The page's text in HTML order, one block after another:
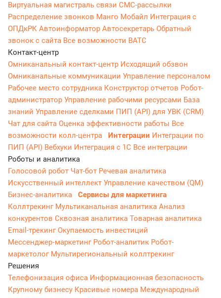
Виртуальная магистраль связи СМС-рассылки
Распределение звонков Манго Мобайл Интеграция с
ОПДкРК Автоинформатор Автосекретарь Обратный
звонок с сайта Все возможности ВАТС
Контакт-центр
Омниканальный контакт-центр Исходящий обзвон
Омниканальные коммуникации Управление персоналом
Рабочее место сотрудника Конструктор отчетов Робот-
администратор Управление рабочими ресурсами База
знаний Управление сделками ПИП (API) для УВК (CRM)
Чат для сайта Оценка эффективности работы Все
возможности колл-центра
Интеграции Интеграции по
ПИП (API) Вебхуки Интеграция с 1С Все интеграции
Роботы и аналитика
Голосовой робот Чат-бот Речевая аналитика
Искусственный интеллект Управление качеством (QM)
Бизнес-аналитика
Сервисы для маркетинга
Коллтрекинг Мультиканальная аналитика Анализ
конкурентов Сквозная аналитика Товарная аналитика
Email-трекингОкупаемость инвестиций
Мессенджер‑маркетинг Робот-аналитик Робот-
маркетолог Мультирегиональный коллтрекинг
Решения
Телефонизация офиса Информационная безопасность
Крупному бизнесу Красивые номера Международный